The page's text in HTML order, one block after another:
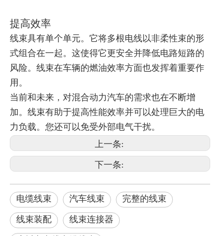
提高效率
线束具有单个单元。它将多根电线以非柔性束的形
式组合在一起。这使得它更安全并降低电路短路的
风险。线束在车辆的燃油效率方面也发挥着重要作
用。
当前和未来，对混合动力汽车的需求也在不断增
加。线束有助于提高性能效率并可以处理巨大的电
力负载。您还可以免受外部电气干扰。
上一条:
下一条:
电缆线束 汽车线束 完整的线束
线束装配 线束连接器